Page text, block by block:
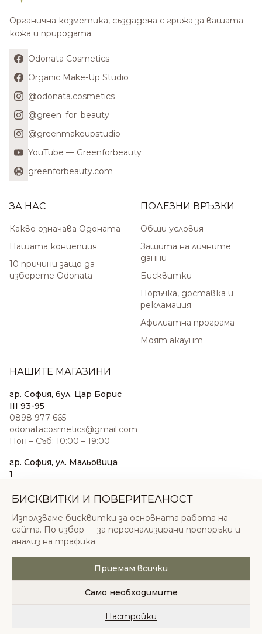
Органична козметика, създадена с грижа за вашата
кожа и природата.
Odonata Cosmetics
Organic Make-Up Studio
@odonata.cosmetics
@green_for_beauty
@greenmakeupstudio
YouTube — Greenforbeauty
greenforbeauty.com
ЗА НАС
Какво означава Одоната
Нашата концепция
10 причини защо да
изберете Odonata
ПОЛЕЗНИ ВРЪЗКИ
Общи условия
Защита на личните
данни
Бисквитки
Поръчка, доставка и
рекламация
Афилиатна програма
Моят акаунт
НАШИТЕ МАГАЗИНИ
гр. София, бул. Цар Борис
III 93-95
0898 977 665
odonatacosmetics@gmail.com
Пон – Съб: 10:00 – 19:00
гр. София, ул. Мальовица
1
sales@odonatacosmetics.com
Нед: 11:00 – 18:00
© 2026 Одоната Козметикс ООД. Всички права
запазени.
Политика за поверителностОбщи условия
БИСКВИТКИ И ПОВЕРИТЕЛНОСТ
Използваме бисквитки за основната работа на
сайта. По избор — за персонализирани препоръки и
анализ на трафика.
Приемам всички
Само необходимите
Настройки